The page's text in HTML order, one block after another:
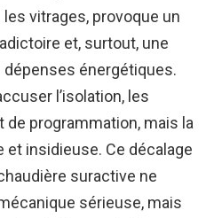
vitrages, provoque un
et, surtout, une
énergétiques.
l’isolation, les
de programmation, mais la
et insidieuse. Ce décalage
suractive ne
sérieuse, mais